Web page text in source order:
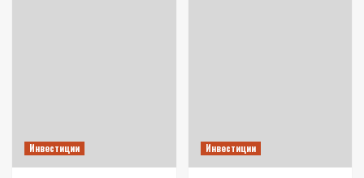
Инвестиции Инвестиции